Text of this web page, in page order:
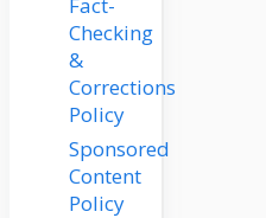
Checking
&
Corrections
Policy
Sponsored
Content
Policy